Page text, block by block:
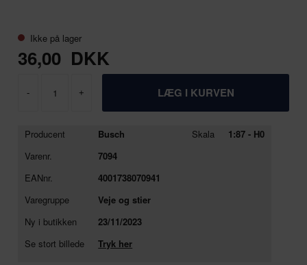
Ikke på lager
36,00 DKK
- +
Producent
Busch
Varenr.
7094
EANnr.
4001738070941
Varegruppe
Veje og stier
Ny i butikken
23/11/2023
Se stort billede
Tryk her
Skala 1:87 - H0